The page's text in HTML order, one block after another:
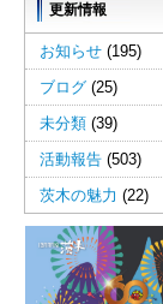
更新情報
お知らせ (195)
ブログ (25)
未分類 (39)
活動報告 (503)
茨木の魅力 (22)